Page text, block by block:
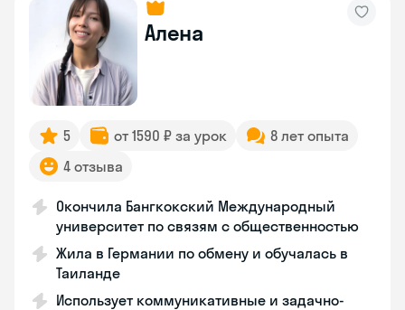
Алена
5 от 1590 ₽ за урок
8 лет опыта
4 отзыва
Окончила Бангкокский Международный
университет по связям с общественностью
Жила в Германии по обмену и обучалась в
Таиланде
Использует коммуникативные и задачно-